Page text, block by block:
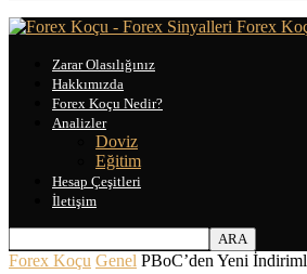
Forex
Zarar Olasılığınız
Hakkımızda
Forex Koçu Nedir?
Analizler
Doviz
Eğitim
Hesap Çeşitleri
İletişim
Forex Koçu Genel PBoC’den Yeni